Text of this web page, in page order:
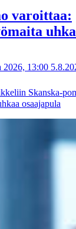
varoittaa:
2026, 13:00
Skanska-
osaajapula